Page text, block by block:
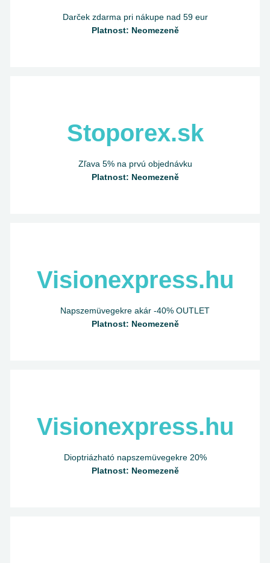
Darček zdarma pri nákupe nad 59 eur
Platnost: Neomezeně
Stoporex.sk
Zľava 5% na prvú objednávku
Platnost: Neomezeně
Visionexpress.hu
Napszemüvegekre akár -40% OUTLET
Platnost: Neomezeně
Visionexpress.hu
Dioptriázható napszemüvegekre 20%
Platnost: Neomezeně